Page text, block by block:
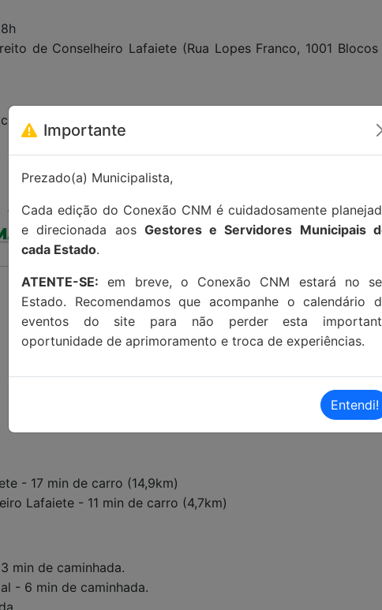
de Conselheiro Lafaiete (Rua Lopes Franco, 1001
(51)
- 17 min de carro (14,9km)
Lafaiete - 11 min de carro (4,7km)
min de caminhada.
- 6 min de caminhada.
Importante
Prezado(a) Municipalista,
Cada edição do Conexão CNM é cuidadosamente
e direcionada aos Gestores e Servidores Municipais
cada Estado.
ATENTE-SE: em breve, o Conexão CNM estará no
Estado. Recomendamos que acompanhe o calendário
eventos do site para não perder esta
oportunidade de aprimoramento e troca de experiências.
Entendi!